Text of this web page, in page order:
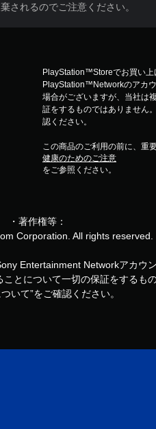
されるのでご注意ください。
PlayStation™Storeでお買い上
PlayStation™Networkのアカ
場合がございますが、当社は
証をするものではありません
認ください。
この商品のご利用の前に、重
健康のためのご注意
をご参照ください。
・著作権等：
Corporation. All rights reserved.
Entertainment Networkアカウ
とについて一切の保証をするも
いて”をご確認ください。